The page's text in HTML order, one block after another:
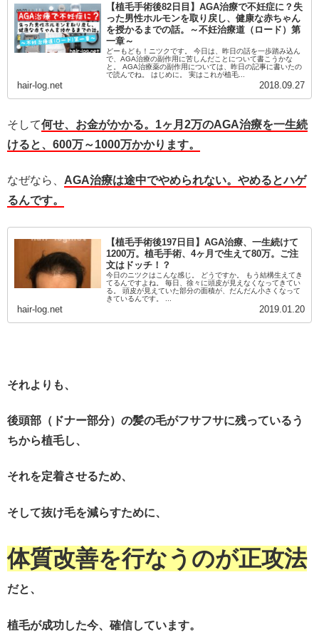
【植毛手術後82日目】AGA治療で不妊症に？失
った男性ホルモンを取り戻し、健康な赤ちゃん
を授かるまでの話。～不妊治療道（ロード）第
一章～
どーもども！ニツクです。 今日は、昨日の話を一歩踏み込ん
で、AGA治療の副作用に苦しんだことについて書こうかな
と。 AGA治療薬の副作用については、昨日の記事に書いたの
で読んでね。 はじめに。 実はこれが植毛...
hair-log.net 2018.09.27
そして何せ、お金がかかる。1ヶ月2万のAGA治療を一生続
けると、600万～1000万かかります。
なぜなら、 AGA治療は途中でやめられない。やめるとハゲ
るんです。
【植毛手術後197日目】AGA治療、一生続けて
1200万。植毛手術、4ヶ月で生えて80万。ご注
文はドッチ！？
今日のニツクはこんな感じ。 どうですか。 もう結構生えてき
てるんですよね。 毎日、徐々に頭皮が見えなくなってきてい
る。 頭皮が見えていた部分の面積が、だんだん小さくなって
きているんです。 ...
hair-log.net 2019.01.20
それよりも、
後頭部（ドナー部分）の髪の毛がフサフサに残っているう
ちから植毛し、
それを定着させるため、
そして抜け毛を減らすために、
体質改善を行なうのが正攻法
だと、
植毛が成功した今、確信しています。